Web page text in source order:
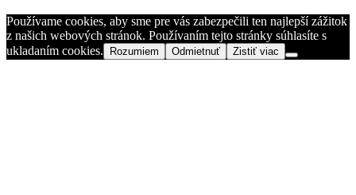
Používame cookies, aby sme pre vás zabezpečili ten najlepší zážitok
z našich webových stránok. Používaním tejto stránky súhlasíte s
ukladaním cookies.
Rozumiem Odmietnuť Zistiť viac